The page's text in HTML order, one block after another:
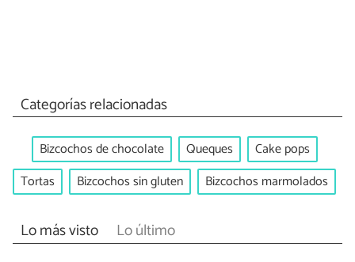
Categorías relacionadas
Bizcochos de chocolate Queques
Cake pops
Tortas
Bizcochos sin gluten Bizcochos marmolados
Lo más visto Lo último